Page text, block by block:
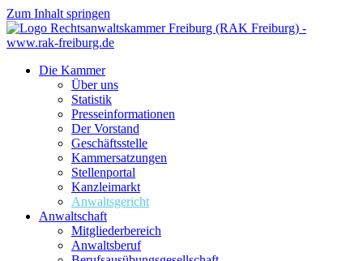
Zum Inhalt springen
Die Kammer
Über uns
Statistik
Presseinformationen
Der Vorstand
Geschäftsstelle
Kammersatzungen
Stellenportal
Kanzleimarkt
Anwaltsgericht
Anwaltschaft
Mitgliederbereich
Anwaltsberuf